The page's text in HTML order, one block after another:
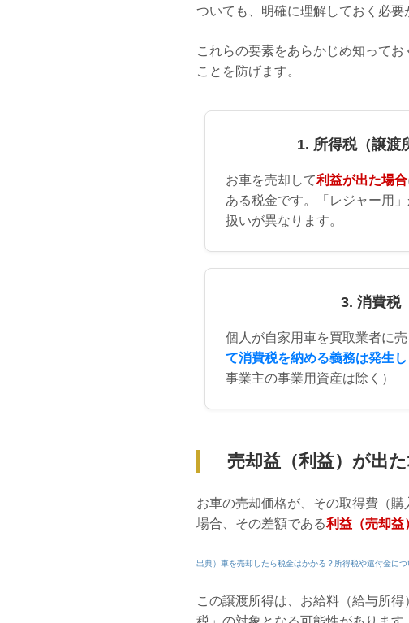
ついても、明確に理解しておく必要
これらの要素をあらかじめ知って
ことを防げます。
1. 所得税（譲渡
お車を売却して利益が出た場合
ある税金です。「レジャー用
扱いが異なります。
3. 消費税
個人が自家用車を買取業者に売
て消費税を納める義務は発生
事業主の事業用資産は除く）
売却益（利益）が出
お車の売却価格が、その取得費（
場合、その差額である利益（売却益
出典）車を売却したら税金はかかる？所得税や還付金に
この譲渡所得は、お給料（給与所